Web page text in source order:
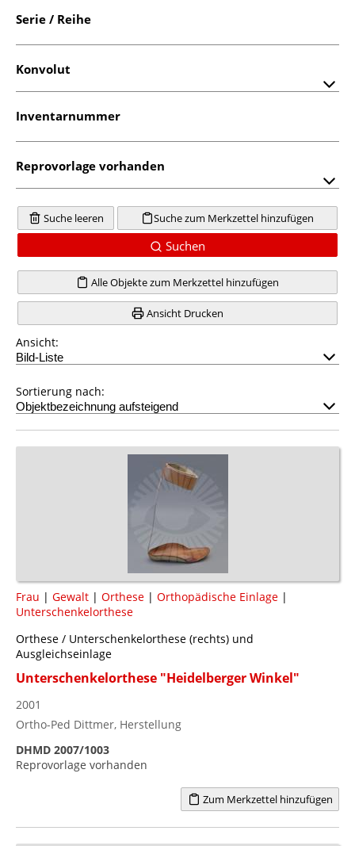
Serie / Reihe
Konvolut
Inventarnummer
Reprovorlage vorhanden
Suche leeren Suche zum Merkzettel hinzufügen
Suchen
Alle Objekte zum Merkzettel hinzufügen
Ansicht Drucken
Ansicht:
Sortierung nach:
Frau | Gewalt | Orthese | Orthopädische Einlage |
Unterschenkelorthese
Orthese / Unterschenkelorthese (rechts) und
Ausgleichseinlage
Unterschenkelorthese "Heidelberger Winkel"
2001
Ortho-Ped Dittmer, Herstellung
DHMD 2007/1003
Reprovorlage vorhanden
Zum Merkzettel hinzufügen